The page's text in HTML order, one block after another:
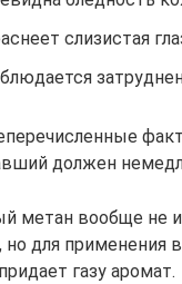
слизистая
должен
метан вообще не
для применения
газу аромат.